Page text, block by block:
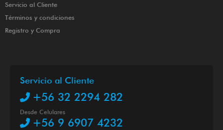
Servicio al Cliente
Términos y condiciones
Registro y Compra
Servicio al Cliente
+56 32 2294 282
Desde Celulares
+56 9 6907 4232